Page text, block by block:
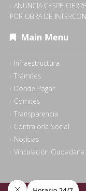
ANUNCIA CESPE
POR OBRA DE
Main Menu
Infraestructura
Trámites
Dónde Pagar
Comités
Transparencia
Contraloría Social
Noticias
Vinculación Ciudadana